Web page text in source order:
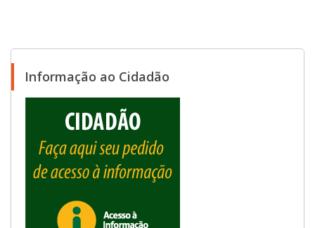
Informação ao Cidadão